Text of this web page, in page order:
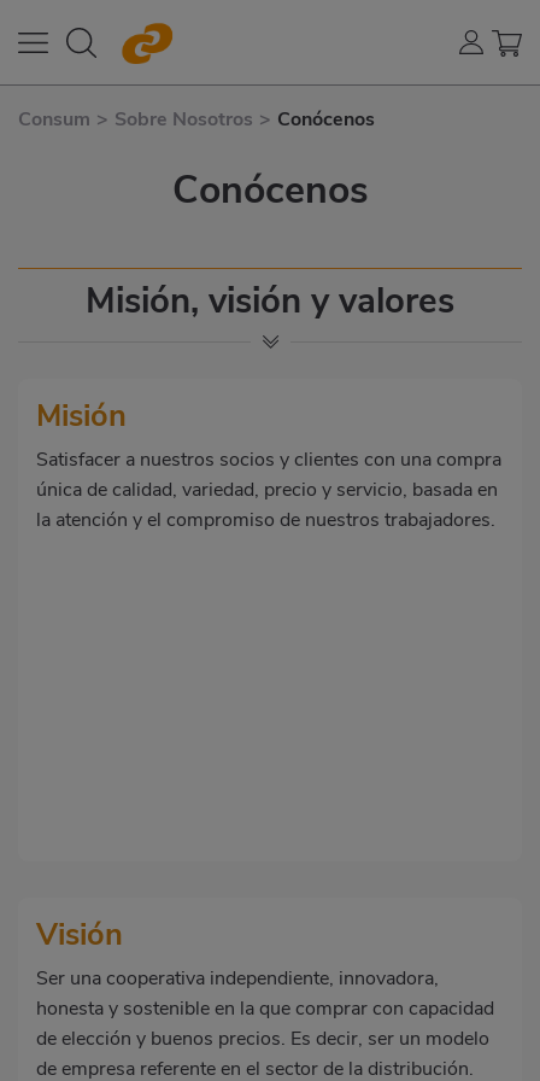
Consum > Sobre Nosotros > Conócenos
Conócenos
Misión, visión y valores
Misión
Satisfacer a nuestros socios y clientes con una compra
única de calidad, variedad, precio y servicio, basada en
la atención y el compromiso de nuestros trabajadores.
Visión
Ser una cooperativa independiente, innovadora,
honesta y sostenible en la que comprar con capacidad
de elección y buenos precios. Es decir, ser un modelo
de empresa referente en el sector de la distribución.